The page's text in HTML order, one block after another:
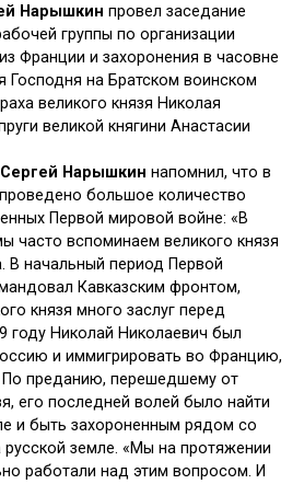
Нарышкин провел заседание
группы по организации
Франции и захоронения в часовне
Господня на Братском воинском
великого князя Николая
великой княгини Анастасии
Сергей Нарышкин напомнил, что в
большое количество
Первой мировой войне: «В
часто вспоминаем великого князя
В начальный период Первой
Кавказским фронтом,
князя много заслуг перед
году Николай Николаевич был
и иммигрировать во Францию,
По преданию, перешедшему от
его последней волей было найти
и быть захороненным рядом со
земле. «Мы на протяжении
работали над этим вопросом. И